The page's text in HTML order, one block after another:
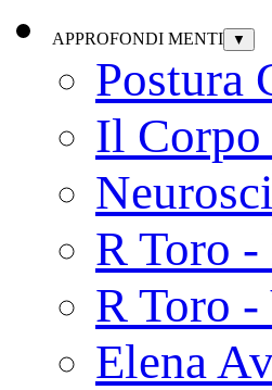
APPROFONDI MENTI ▼
Postura
Il Corpo
R Toro
R Toro
Elena